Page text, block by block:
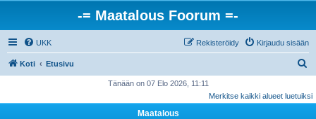
-= Maatalous Foorum =-
UKK Kirjaudu sisään
Rekisteröidy
Koti Etusivu
s
Tänään on 07 Elo 2026, 11:11
Merkitse kaikki alueet luetuiksi
Maatalous